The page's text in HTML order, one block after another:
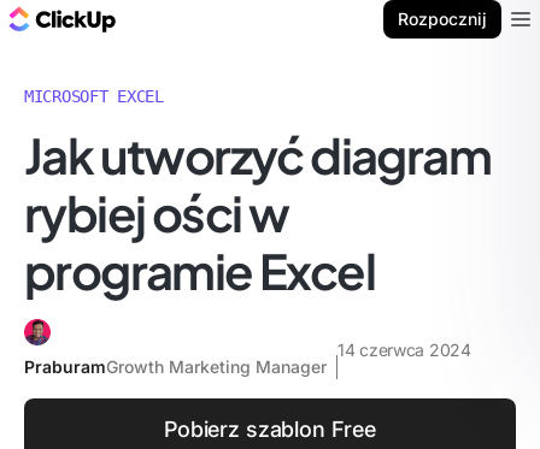
Rozpocznij
MICROSOFT EXCEL
Jak utworzyć diagram
rybiej ości w
programie Excel
PraburamGrowth Marketing Manager
14 czerwca 2024
Pobierz szablon Free